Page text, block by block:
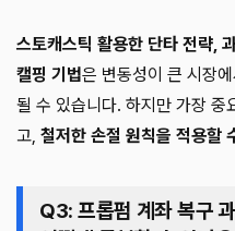
스토캐스틱 활용한 단타 전략,
캘핑 기법은 변동성이 큰 시장
될 수 있습니다. 하지만 가장 중
고, 철저한 손절 원칙을 적용할
Q3: 프롭펌 계좌 복구